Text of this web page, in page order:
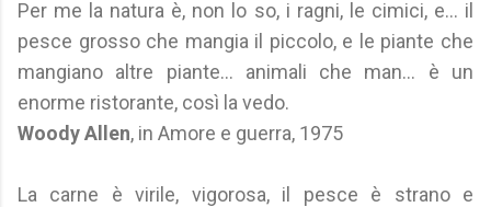
Per me la natura è, non lo so, i ragni, le cimici, e... il
pesce grosso che mangia il piccolo, e le piante che
mangiano altre piante... animali che man... è un
enorme ristorante, così la vedo.
Woody Allen, in Amore e guerra, 1975
La carne è virile, vigorosa, il pesce è strano e